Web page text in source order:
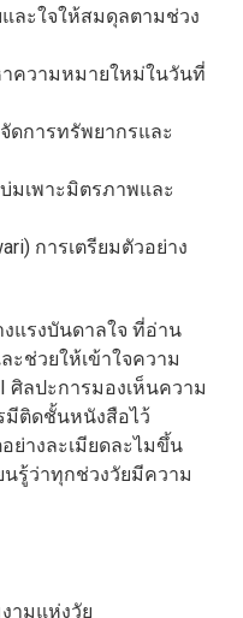
ละใจให้สมดุลตามช่วง
าความหมายใหม่ในวันที่
ดการทรัพยากรและ
มเพาะมิตรภาพและ
การเตรียมตัวอย่าง
แรงบันดาลใจ ที่อ่าน
ะช่วยให้เข้าใจความ
ศิลปะการมองเห็นความ
มีติดชั้นหนังสือไว้
ย่างละเมียดละไมขึ้น
นรู้ว่าทุกช่วงวัยมีความ
ามแห่งวัย